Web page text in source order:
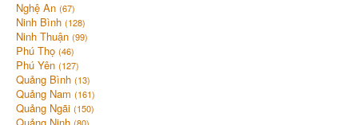
Nghệ An (67)
Ninh Bình (128)
Ninh Thuận (99)
Phú Thọ (46)
Phú Yên (127)
Quảng Bình (13)
Quảng Nam (161)
Quảng Ngãi (150)